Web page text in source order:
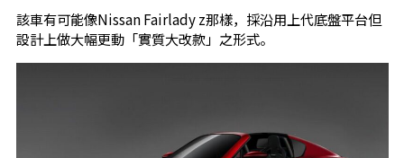
該車有可能像Nissan Fairlady z那樣，採沿用上代底盤平台但
設計上做大幅更動「實質大改款」之形式。